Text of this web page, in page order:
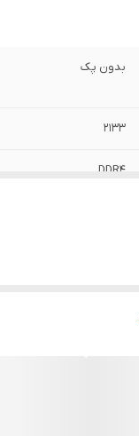
بدون پک
2133
DDR4